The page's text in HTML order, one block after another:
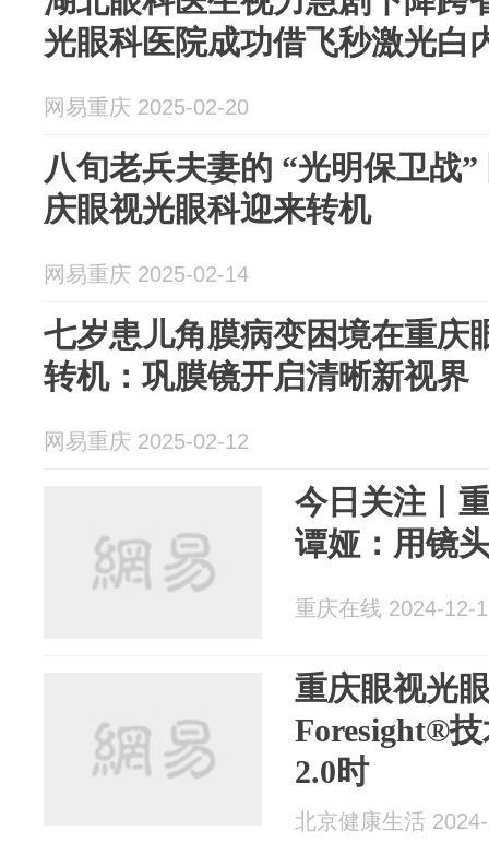
光眼科医院成功借飞秒激光白
网易重庆 2025-02-20
八旬老兵夫妻的 “光明保卫战
庆眼视光眼科迎来转机
网易重庆 2025-02-14
七岁患儿角膜病变困境在重庆
转机：巩膜镜开启清晰新视界
网易重庆 2025-02-12
今日关注丨
谭娅：用镜
重庆在线 2024-12-
重庆眼视光
Foresight®
2.0时
北京健康生活